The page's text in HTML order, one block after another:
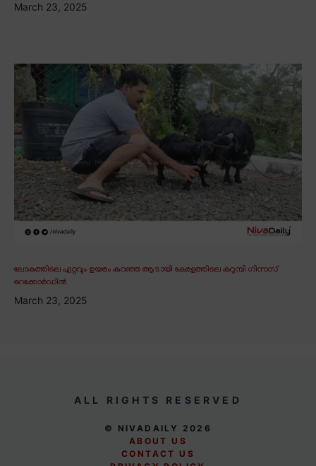
March 23, 2025
ലോകത്തിലെ ഏറ്റവും ഉയരം കുറഞ്ഞ ആടായി കേരളത്തിലെ കറുമ്പി ഗിന്നസ്
റെക്കോർഡിൽ
March 23, 2025
ALL RIGHTS RESERVED
© NIVADAILY 2026
ABOUT US
CONTACT US